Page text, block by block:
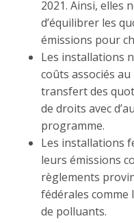
2021. Ainsi, elles
d’équilibrer les
émissions pour
Les installations
coûts associés
transfert des
de droits avec
programme.
Les installations
leurs émissions
règlements
fédérales comme
de polluants.